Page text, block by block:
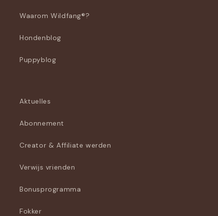
Waarom Wildfang®?
Hondenblog
Puppyblog
Aktuelles
Abonnement
Creator & Affiliate werden
Verwijs vrienden
Bonusprogramma
Fokker